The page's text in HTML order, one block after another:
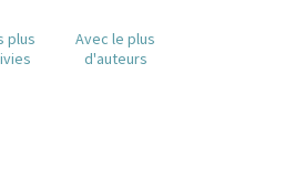
plus
Avec le plus
d'auteurs